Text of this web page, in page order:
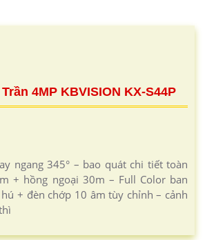
4MP KBVISION KX-S44P
ngang 345° – bao quát chi tiết toàn
+ hồng ngoại 30m – Full Color ban
+ đèn chớp 10 âm tùy chỉnh – cảnh